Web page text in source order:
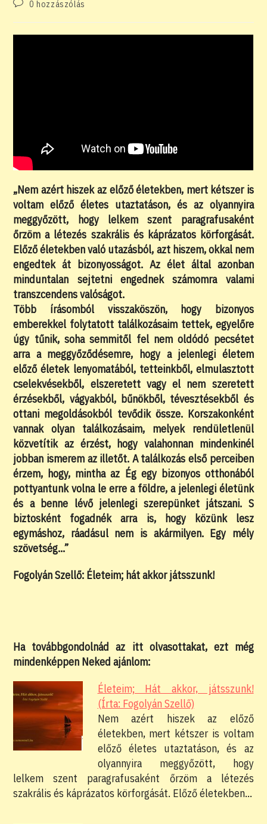
Post0 hozzászólás
„Nem azért hiszek az előző életekben, mert kétszer is
voltam előző életes utaztatáson, és az olyannyira
meggyőzött, hogy lelkem szent paragrafusaként
őrzöm a létezés szakrális és káprázatos körforgását.
Előző életekben való utazásból, azt hiszem, okkal nem
engedtek át bizonyosságot. Az élet által azonban
minduntalan sejtetni engednek számomra valami
transzcendens valóságot.
Több írásomból visszaköszön, hogy bizonyos
emberekkel folytatott találkozásaim tettek, egyelőre
úgy tűnik, soha semmitől fel nem oldódó pecsétet
arra a meggyőződésemre, hogy a jelenlegi életem
előző életek lenyomatából, tetteinkből, elmulasztott
cselekvésekből, elszeretett vagy el nem szeretett
érzésekből, vágyakból, bűnökből, tévesztésekből és
ottani megoldásokból tevődik össze. Korszakonként
vannak olyan találkozásaim, melyek rendületlenül
közvetítik az érzést, hogy valahonnan mindenkinél
jobban ismerem az illetőt. A találkozás első perceiben
érzem, hogy, mintha az Ég egy bizonyos otthonából
pottyantunk volna le erre a földre, a jelenlegi életünk
és a benne lévő jelenlegi szerepünket játszani. S
biztosként fogadnék arra is, hogy közünk lesz
egymáshoz, ráadásul nem is akármilyen. Egy mély
szövetség…”
Fogolyán Szellő: Életeim; hát akkor játsszunk!
Ha továbbgondolnád az itt olvasottakat, ezt még
mindenképpen Neked ajánlom:
Életeim; Hát akkor, játsszunk!
(Írta: Fogolyán Szellő)
Nem azért hiszek az előző
életekben, mert kétszer is voltam
előző életes utaztatáson, és az
olyannyira meggyőzött, hogy
lelkem szent paragrafusaként őrzöm a létezés
szakrális és káprázatos körforgását. Előző életekben…